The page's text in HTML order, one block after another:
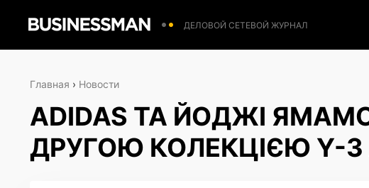
ДЕЛОВОЙ СЕТЕВОЙ ЖУРНАЛ
Главная › Новости
ADIDAS ТА ЙОДЖІ
ДРУГОЮ КОЛЕКЦІЄЮ Y-3